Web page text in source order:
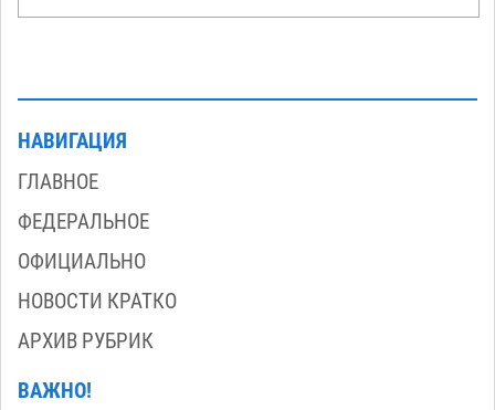
НАВИГАЦИЯ
ГЛАВНОЕ
ФЕДЕРАЛЬНОЕ
ОФИЦИАЛЬНО
НОВОСТИ КРАТКО
АРХИВ РУБРИК
ВАЖНО!